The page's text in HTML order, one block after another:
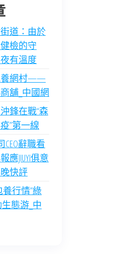
道：由於
檢的守
有溫度
養網村——
舖_中國網
鋒在戰“森
”第一線
CEO辭職看
應JIUYI俱意
快評
行情”綠
態游_中